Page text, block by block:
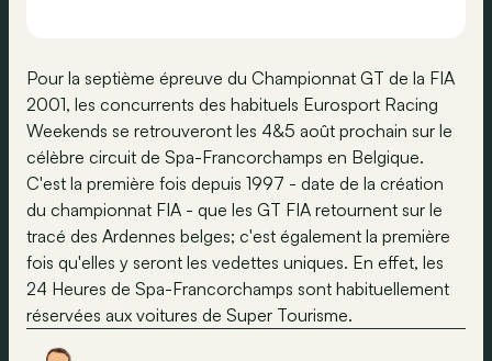
Pour la septième épreuve du Championnat GT de la FIA
2001, les concurrents des habituels Eurosport Racing
Weekends se retrouveront les 4&5 août prochain sur le
célèbre circuit de Spa-Francorchamps en Belgique.
C'est la première fois depuis 1997 - date de la création
du championnat FIA - que les GT FIA retournent sur le
tracé des Ardennes belges; c'est également la première
fois qu'elles y seront les vedettes uniques. En effet, les
24 Heures de Spa-Francorchamps sont habituellement
réservées aux voitures de Super Tourisme.